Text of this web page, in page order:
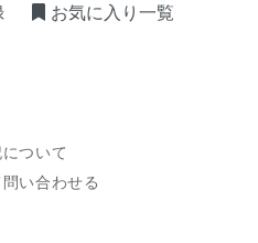
お気に入り一覧
ついて
い合わせる